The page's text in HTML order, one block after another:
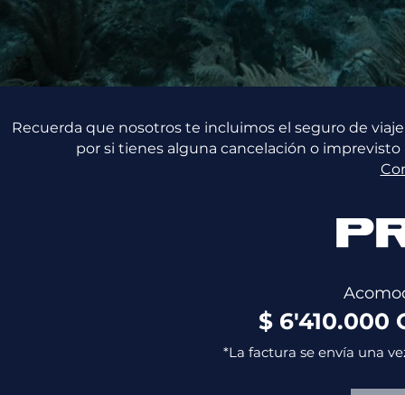
Recuerda que nosotros te incluimos el seguro de
por si tienes alguna cancelación o
$ 6'410.000
*La factura se envía una